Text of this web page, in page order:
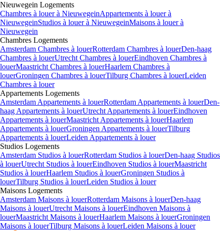
Nieuwegein Logements
Chambres à louer à NieuwegeinAppartements à louer à
NieuwegeinStudios à louer à NieuwegeinMaisons à louer à
Nieuwegein
Chambres Logements
Amsterdam Chambres à louerRotterdam Chambres à louerDen-haag
Chambres à louerUtrecht Chambres à louerEindhoven Chambres à
louerMaastricht Chambres à louerHaarlem Chambres à
louerGroningen Chambres à louerTilburg Chambres à louerLeiden
Chambres à louer
Appartements Logements
Amsterdam Appartements à louerRotterdam Appartements à louerDen-
haag Appartements à louerUtrecht Appartements à louerEindhoven
Appartements à louerMaastricht Appartements à louerHaarlem
Appartements à louerGroningen Appartements à louerTilburg
Appartements à louerLeiden Appartements à louer
Studios Logements
Amsterdam Studios à louerRotterdam Studios à louerDen-haag Studios
à louerUtrecht Studios à louerEindhoven Studios à louerMaastricht
Studios à louerHaarlem Studios à louerGroningen Studios à
louerTilburg Studios à louerLeiden Studios à louer
Maisons Logements
Amsterdam Maisons à louerRotterdam Maisons à louerDen-haag
Maisons à louerUtrecht Maisons à louerEindhoven Maisons à
louerMaastricht Maisons à louerHaarlem Maisons à louerGroningen
Maisons à louerTilburg Maisons à louerLeiden Maisons à louer